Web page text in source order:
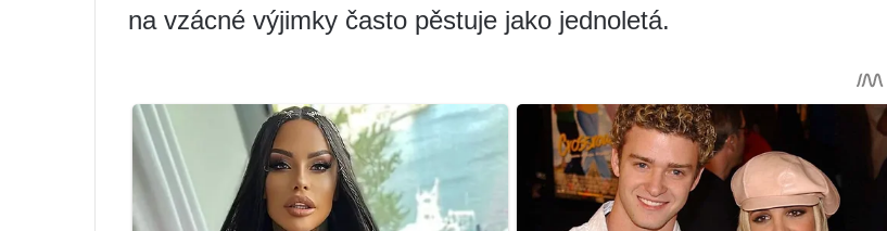
na vzácné výjimky často pěstuje jako jednoletá.